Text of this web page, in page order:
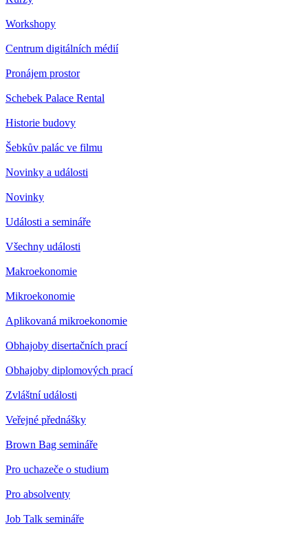
Workshopy
Centrum digitálních médií
Pronájem prostor
Schebek Palace Rental
Historie budovy
Šebkův palác ve filmu
Novinky a události
Novinky
Události a semináře
Všechny události
Makroekonomie
Mikroekonomie
Aplikovaná mikroekonomie
Obhajoby disertačních prací
Obhajoby diplomových prací
Zvláštní události
Veřejné přednášky
Brown Bag semináře
Pro uchazeče o studium
Pro absolventy
Job Talk semináře